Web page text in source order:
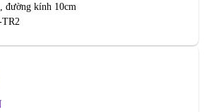
đường kính 10cm
TR2